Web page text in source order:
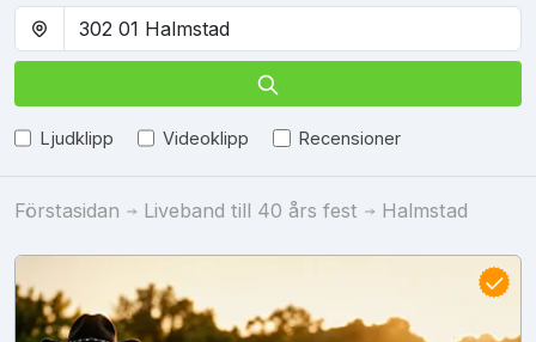
Ljudklipp Videoklipp Recensioner
Förstasidan Liveband till 40 års fest Halmstad